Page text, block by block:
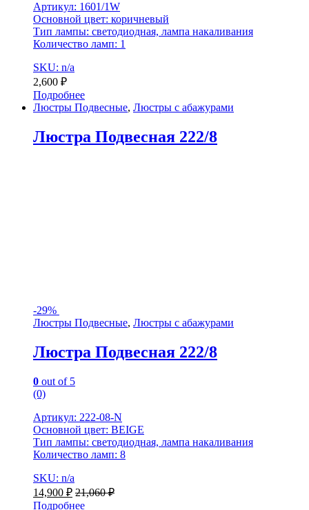
Артикул: 1601/1W
Основной цвет: коричневый
Тип лампы: светодиодная, лампа накаливания
Количество ламп: 1
SKU: n/a
2,600 ₽
Подробнее
Люстры Подвесные, Люстры с абажурами
Люстра Подвесная 222/8
-29%
Люстры Подвесные, Люстры с абажурами
Люстра Подвесная 222/8
0 out of 5
(0)
Артикул: 222-08-N
Основной цвет: BEIGE
Тип лампы: светодиодная, лампа накаливания
Количество ламп: 8
SKU: n/a
14,900 ₽ 21,060₽
Подробнее